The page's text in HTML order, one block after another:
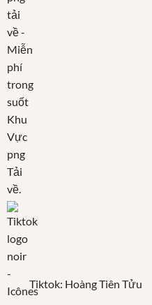
Tiktok: Hoàng Tiên Tửu